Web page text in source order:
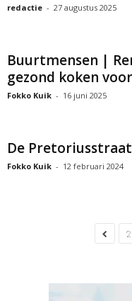
redactie - 27 augustus 2025
Buurtmensen |
gezond koken
Fokko Kuik - 16 juni 2025
De
Fokko Kuik - 12 februari 2024
2